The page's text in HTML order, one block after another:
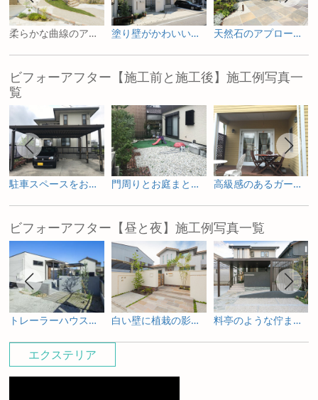
エクステリア
柔らかな曲線のアプローチが印象的なナチュラル外構 塗り壁がかわいい南欧風新築外構 天然石のアプローチが誘う和モダン外構
ビフォーアフター【施工前と施工後】施工例写真一
覧
駐車スペースをお庭へ ガーデニングを楽しむためのリフォーム 門周りとお庭まとめて一新した外構リフォーム 高級感のあるガーデンルームで寛ぐリフォーム庭工事
ビフォーアフター【昼と夜】施工例写真一覧
トレーラーハウスの新築外構とガーデンデザイン 白い壁に植栽の影が揺れる新築外構 料亭のような佇まいを照明で包み込む新築外構